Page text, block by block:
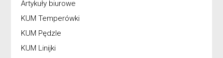
Artykuły biurowe
KUM Temperówki
KUM Pędzle
KUM Linijki